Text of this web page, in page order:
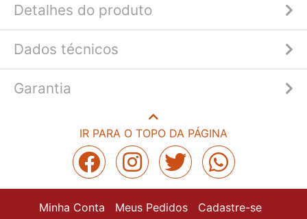
Detalhes do produto
Dados técnicos
Garantia
IR PARA O TOPO DA PÁGINA
Minha Conta Meus Pedidos Cadastre-se